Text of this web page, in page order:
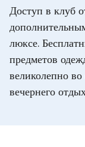
Доступ в клуб
люксе.
предметов
великолепно
вечернего